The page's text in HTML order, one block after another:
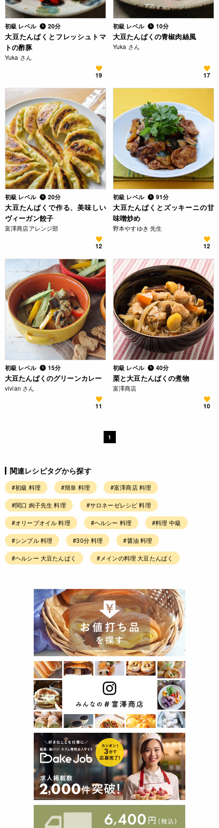
初級 レベル 20分
大豆たんぱくとフレッシュトマ
トの酢豚
Yuka さん
19
初級 レベル 10分
大豆たんぱくの青椒肉絲風
Yuka さん
17
初級 レベル 20分
大豆たんぱくで作る、美味しい
ヴィーガン餃子
富澤商店アレンジ部
12
初級 レベル 91分
大豆たんぱくとズッキーニの甘
味噌炒め
野本やすゆき 先生
12
初級 レベル 15分
大豆たんぱくのグリーンカレー
vivian さん
11
初級 レベル 40分
栗と大豆たんぱくの煮物
富澤商店
10
1
関連レシピタグから探す
#初級 料理 #簡単 料理 #富澤商店 料理
#関口 絢子先生 料理 #サロネーゼレシピ 料理
#オリーブオイル 料理 #ヘルシー 料理 #料理 中級
#シンプル 料理 #30分 料理 #醤油 料理
#ヘルシー 大豆たんぱく #メインの料理 大豆たんぱく